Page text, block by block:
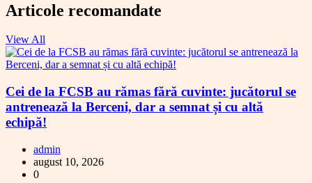
Articole recomandate
View All
Cei de la FCSB au rămas fără cuvinte: jucătorul se
antrenează la Berceni, dar a semnat și cu altă
echipă!
admin
august 10, 2026
0